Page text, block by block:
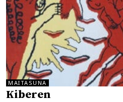
MAITASUNA
Kiberen